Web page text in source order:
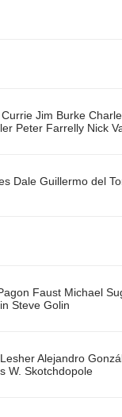
Jim Burke
Peter Farrelly Nick
Dale Guillermo del
Faust Michael
Steve Golin
Alejandro
W. Skotchdopole